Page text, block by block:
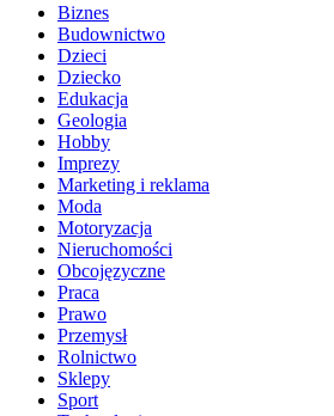
Biznes
Budownictwo
Dzieci
Dziecko
Edukacja
Geologia
Hobby
Imprezy
Marketing i reklama
Moda
Motoryzacja
Nieruchomości
Obcojęzyczne
Praca
Prawo
Przemysł
Rolnictwo
Sklepy
Sport